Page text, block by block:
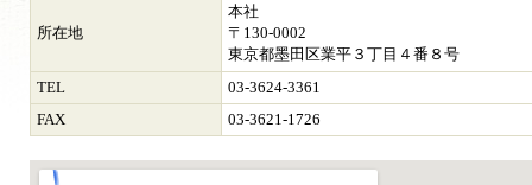
所在地
本社
〒130-0002
東京都墨田区業平３丁目４番８号
TEL
03-3624-3361
FAX
03-3621-1726